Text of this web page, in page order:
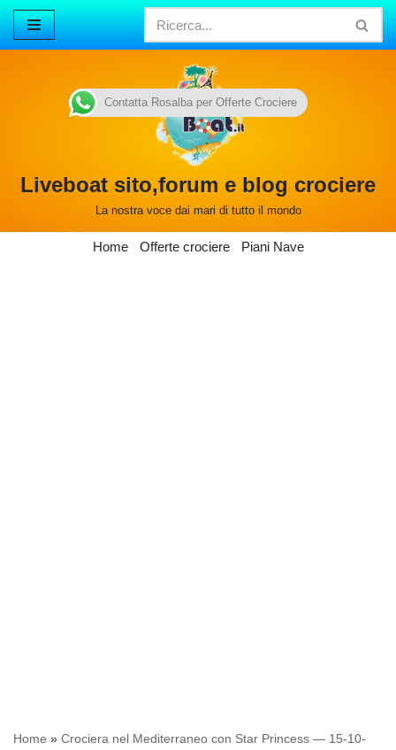
Vai
Liveboat sito,forum e blog crociere
La nostra voce dai mari di tutto il mondo
Home Offerte crociere Piani Nave
Home » Crociera nel Mediterraneo con Star Princess — 15-10-
Contatta Rosalba per Offerte Crociere